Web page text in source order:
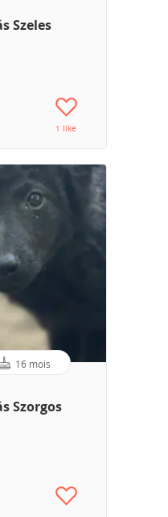
Szeles
1 like
16 mois
Szorgos